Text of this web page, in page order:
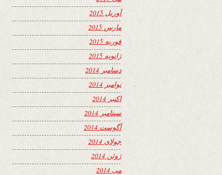
آوریل 2015
مارس 2015
فوریه 2015
ژانویه 2015
دسامبر 2014
نوامبر 2014
اکتبر 2014
سپتامبر 2014
آگوست 2014
جولای 2014
ژوئن 2014
می 2014